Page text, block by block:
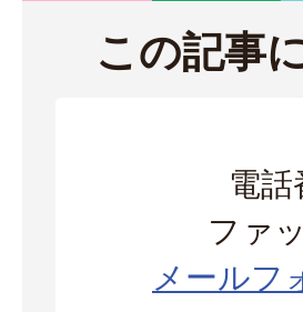
この記事
電
ファ
メールフ